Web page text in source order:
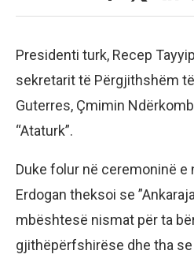
Presidenti turk, Recep
sekretarit të Përgjithshëm
Guterres, Çmimin
“Ataturk”.
Duke folur në ceremoninë
Erdogan theksoi se
mbështesë nismat për ta
gjithëpërfshirëse dhe tha